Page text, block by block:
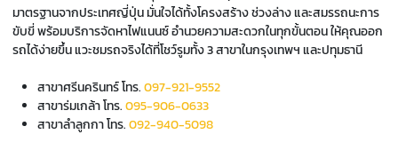
มาตรฐานจากประเทศญี่ปุ่น มั่นใจได้ทั้งโครงสร้าง ช่วงล่าง และสมรรถนะการ
ขับขี่ พร้อมบริการจัดหาไฟแนนซ์ อำนวยความสะดวกในทุกขั้นตอน ให้คุณออก
รถได้ง่ายขึ้น แวะชมรถจริงได้ที่โชว์รูมทั้ง 3 สาขาในกรุงเทพฯ และปทุมธานี
สาขาศรีนครินทร์ โทร.097-921-9552
สาขาร่มเกล้า โทร.095-906-0633
สาขาลำลูกกา โทร.092-940-5098